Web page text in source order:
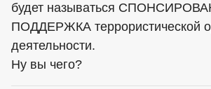
будет называться
ПОДДЕРЖКА террористической
деятельности.
Ну вы чего?